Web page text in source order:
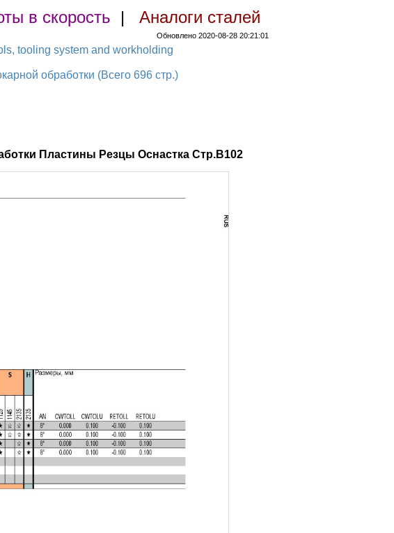
в скорость | Аналоги сталей
Обновлено 2020-08-28 20:21:01
tooling system and workholding
обработки (Всего 696 стр.)
Пластины Резцы Оснастка Стр.B102